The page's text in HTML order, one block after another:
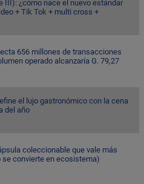
III): ¿cómo nace el nuevo estándar
+ Tik Tok + multi cross +
656 millones de transacciones
operado alcanzaría G. 79,27
el lujo gastronómico con la cena
del año
coleccionable que vale más
convierte en ecosistema)